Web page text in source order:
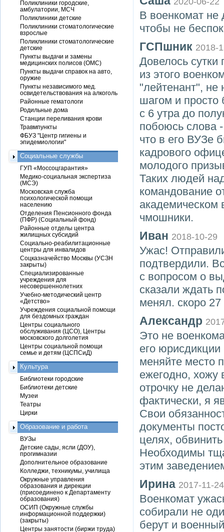
В военкомат не
чтобы не
ГСПшник 2018-
Довелось
из этого
"лейтенант", не
шагом и просто
с 6 утра до
побоюсь слова
что в его ВУЗе
кадрового
молодого
Таких людей
командование
академическом
чмошники.
Иван 2018-10-29
Ужас!
подтвердили.
с вопросом о
сказали ждать
менял. скоро
Александр
Это не
его
меняйте место
ежегодно, хожу
отрочку не
фактически, я
Свои
документы
целях,
Необходимы
этим
Ирина 2017-11-24
Военкомат
собирали не
берут и
Поликлиники городские,
амбулатории, МСЧ
Поликлиники детские
Поликлиники стоматологические
взрослые
Поликлиники стоматологические
детские
Пункты выдачи и замены
медицинских полисов (ОМС)
Пункты выдачи справок на авто,
оружие
Пункты независимого мед.
освидетельствования на алкоголь
Районные гематологи
Родильные дома
Станции переливания крови
Травмпункты
ФБУЗ "Центр гигиены и
эпидемиологии"
Социальные службы
ГУП «Моссоцгарантия»
Медико-социальная экспертиза
(МСЭ)
Московская служба
психологической помощи
населению
Отделения Пенсионного фонда
(ПФР) (Социальный фонд)
Районные отделы центра
жилищных субсидий
Социально-реабилитационные
центры для инвалидов
Соцказначейство Москвы (УСЗН
закрыты)
Специализированные
учреждения для
несовершеннолетних
Учебно-методический центр
«Детство»
Учреждения социальной помощи
для бездомных граждан
Центры социального
обслуживания (ЦСО), Центры
московского долголетия
Центры социальной помощи
семье и детям (ЦСПСиД)
Культура
Библиотеки городские
Библиотеки детские
Музеи
Театры
Цирки
Образование и работа
ВУЗы
Детские сады, ясли (ДОУ),
прогимназии
Дополнительное образование
Колледжи, техникумы, училища
Окружные управления
образования и дирекции
(присоединено к Департаменту
образования)
ОСИП (Окружные службы
информационной поддержки)
(закрыты)
Центры занятости (биржи труда)